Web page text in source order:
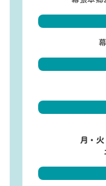
月・